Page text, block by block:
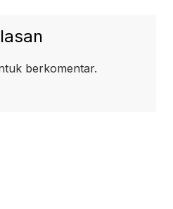
berkomentar.